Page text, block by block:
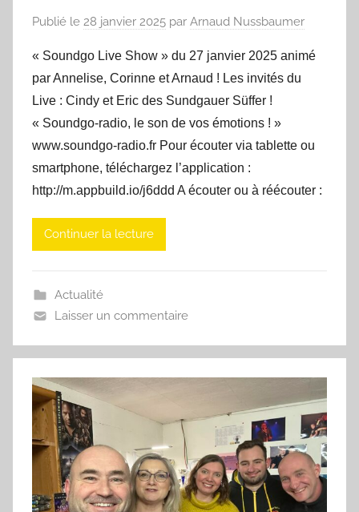
Publié le 28 janvier 2025 par Arnaud Nussbaumer
« Soundgo Live Show » du 27 janvier 2025 animé
par Annelise, Corinne et Arnaud ! Les invités du
Live : Cindy et Eric des Sundgauer Süffer !
« Soundgo-radio, le son de vos émotions ! »
www.soundgo-radio.fr Pour écouter via tablette ou
smartphone, téléchargez l’application :
http://m.appbuild.io/j6ddd A écouter ou à réécouter :
Continuer la lecture
Actualité
Laisser un commentaire